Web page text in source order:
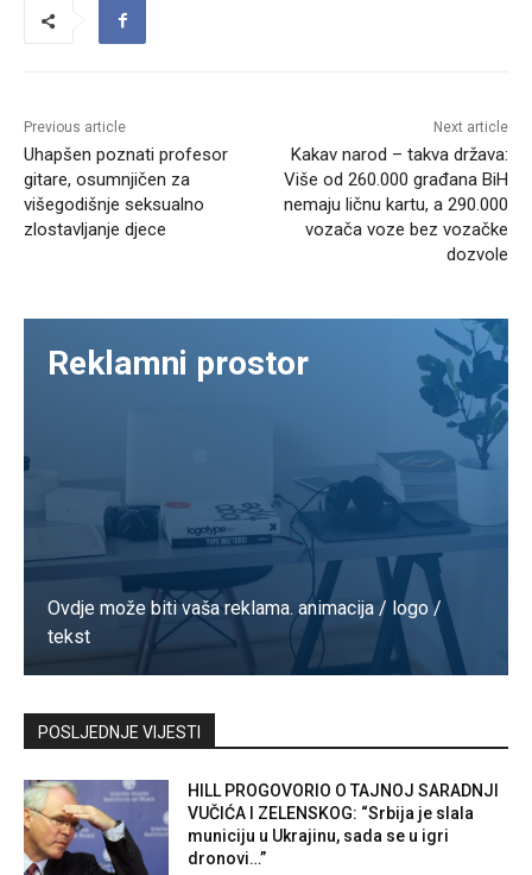
Previous article
Uhapšen poznati profesor
gitare, osumnjičen za
višegodišnje seksualno
zlostavljanje djece
Next article
Kakav narod – takva država:
Više od 260.000 građana BiH
nemaju ličnu kartu, a 290.000
vozača voze bez vozačke
dozvole
Reklamni prostor
Ovdje može biti vaša reklama. animacija / logo /
tekst
Kontaktirajte nas
POSLJEDNJE VIJESTI
HILL PROGOVORIO O TAJNOJ SARADNJI
VUČIĆA I ZELENSKOG: “Srbija je slala
municiju u Ukrajinu, sada se u igri
dronovi…”